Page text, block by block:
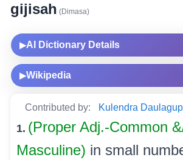
gijisah (Dimasa)
▶AI Dictionary Details
▶Wikipedia
Contributed by: Kulendra
1. (Proper Adj.-Common
Masculine) in small